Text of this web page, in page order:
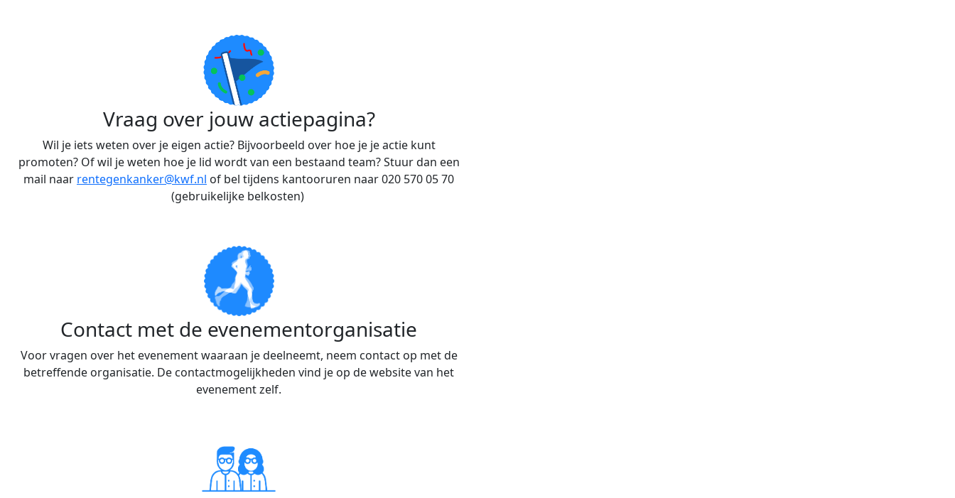
Vraag over jouw actiepagina?
Wil je iets weten over je eigen actie? Bijvoorbeeld over hoe je je actie kunt
promoten? Of wil je weten hoe je lid wordt van een bestaand team? Stuur dan een
mail naar rentegenkanker@kwf.nl of bel tijdens kantooruren naar 020 570 05 70
(gebruikelijke belkosten)
Contact met de evenementorganisatie
Voor vragen over het evenement waaraan je deelneemt, neem contact op met de
betreffende organisatie. De contactmogelijkheden vind je op de website van het
evenement zelf.